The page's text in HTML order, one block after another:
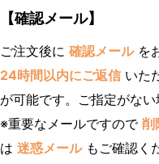
【確認メール】
ご注文後に 確認メールを
24時間以内にご返信 いた
が可能です。ご指定がない
※重要なメールですので 削
は 迷惑メールもご確認く